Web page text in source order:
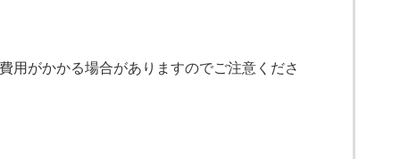
用がかかる場合がありますのでご注意くださ